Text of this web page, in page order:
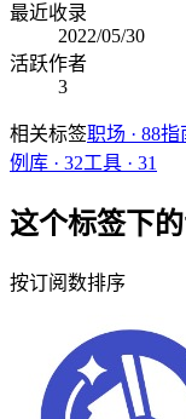
最近收录
2022/05/30
活跃作者
3
相关标签职场 · 88指
例库 · 32工具 · 31
这个标签下
按订阅数排序